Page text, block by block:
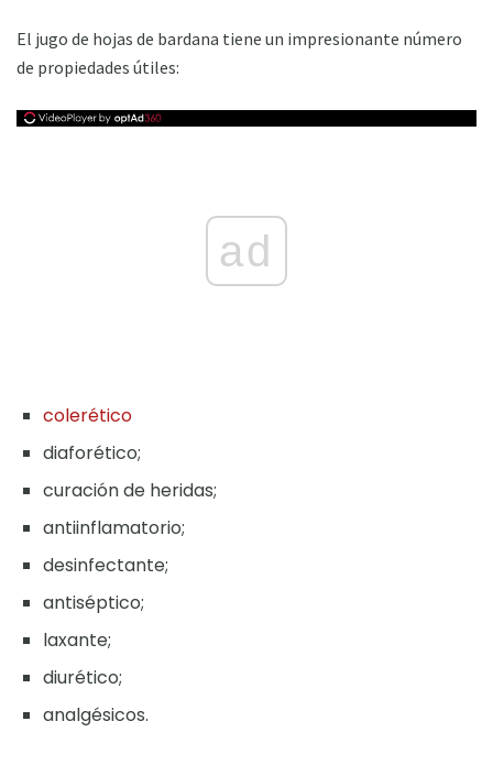
El jugo de hojas de bardana tiene un impresionante número
de propiedades útiles:
ad
colerético
diaforético;
curación de heridas;
antiinflamatorio;
desinfectante;
antiséptico;
laxante;
diurético;
analgésicos.